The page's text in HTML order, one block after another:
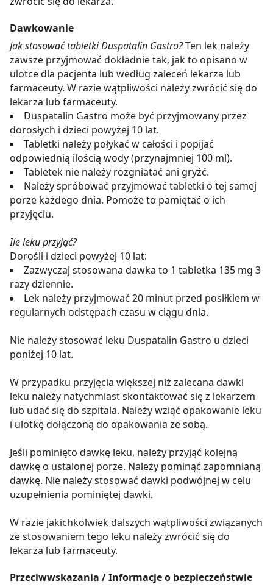
Dawkowanie
Jak stosować tabletki Duspatalin Gastro?Ten lek należy
zawsze przyjmować dokładnie tak, jak to opisano w
ulotce dla pacjenta lub według zaleceń lekarza lub
farmaceuty. W razie wątpliwości należy zwrócić się do
lekarza lub farmaceuty.
Duspatalin Gastro może być przyjmowany przez
dorosłych i dzieci powyżej 10 lat.
Tabletki należy połykać w całości i popijać
odpowiednią ilością wody (przynajmniej 100 ml).
Tabletek nie należy rozgniatać ani gryźć.
Należy spróbować przyjmować tabletki o tej samej
porze każdego dnia. Pomoże to pamiętać o ich
przyjęciu.
Ile leku przyjąć?
Dorośli i dzieci powyżej 10 lat:
Zazwyczaj stosowana dawka to 1 tabletka 135 mg 3
razy dziennie.
Lek należy przyjmować 20 minut przed posiłkiem w
regularnych odstępach czasu w ciągu dnia.
Nie należy stosować leku Duspatalin Gastro u dzieci
poniżej 10 lat.
W przypadku przyjęcia większej niż zalecana dawki
leku należy natychmiast skontaktować się z lekarzem
lub udać się do szpitala. Należy wziąć opakowanie leku
i ulotkę dołączoną do opakowania ze sobą.
Jeśli pominięto dawkę leku, należy przyjąć kolejną
dawkę o ustalonej porze. Należy pominąć zapomnianą
dawkę. Nie należy stosować dawki podwójnej w celu
uzupełnienia pominiętej dawki.
W razie jakichkolwiek dalszych wątpliwości związanych
ze stosowaniem tego leku należy zwrócić się do
lekarza lub farmaceuty.
Przeciwwskazania / Informacje o bezpieczeństwie